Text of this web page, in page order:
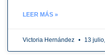
LEER MÁS »
Victoria Hernández 13